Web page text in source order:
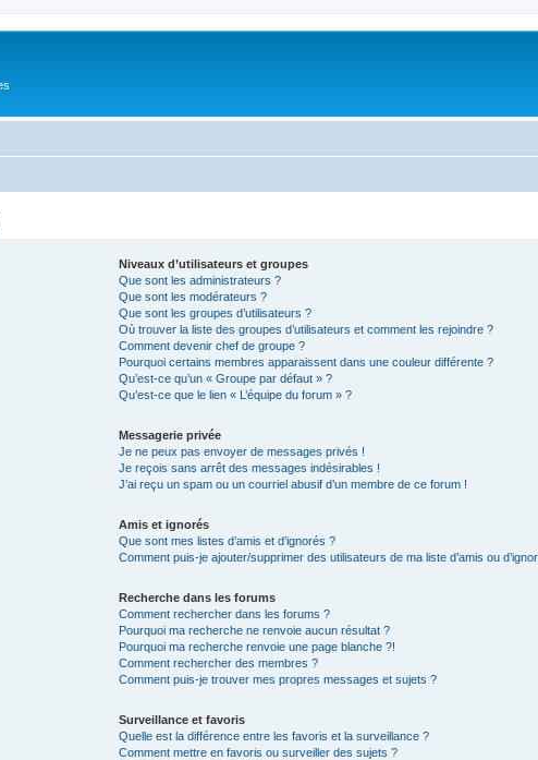
Niveaux d’utilisateurs et groupes
Que sont les administrateurs ?
Que sont les modérateurs ?
Que sont les groupes d’utilisateurs ?
Où trouver la liste des groupes d’utilisateurs et comment les rejoindre ?
Comment devenir chef de groupe ?
Pourquoi certains membres apparaissent dans une couleur différente ?
Qu’est-ce qu’un « Groupe par défaut » ?
Qu’est-ce que le lien « L’équipe du forum » ?
Messagerie privée
Je ne peux pas envoyer de messages privés !
Je reçois sans arrêt des messages indésirables !
J’ai reçu un spam ou un courriel abusif d’un membre de ce forum !
Amis et ignorés
Que sont mes listes d’amis et d’ignorés ?
Comment puis-je ajouter/supprimer des utilisateurs de ma liste d’amis ou
Recherche dans les forums
Comment rechercher dans les forums ?
Pourquoi ma recherche ne renvoie aucun résultat ?
Pourquoi ma recherche renvoie une page blanche ?!
Comment rechercher des membres ?
Comment puis-je trouver mes propres messages et sujets ?
Surveillance et favoris
Quelle est la différence entre les favoris et la surveillance ?
Comment mettre en favoris ou surveiller des sujets ?